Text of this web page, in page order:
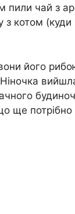
пили чай з
з котом
його
ще